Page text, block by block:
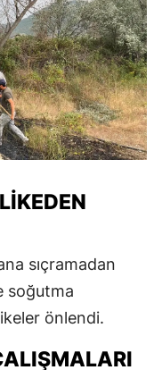
sıçramadan
soğutma
önlendi.